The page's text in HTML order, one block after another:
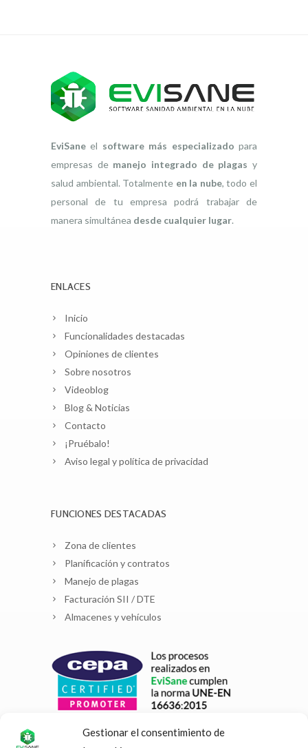
Gestionar el consentimiento de
EviSane el software más especializado para
empresas de manejo integrado de plagas y
salud ambiental. Totalmente en la nube, todo el
personal de tu empresa podrá trabajar de
manera simultánea desde cualquier lugar.
ENLACES
Inicio
Funcionalidades destacadas
Opiniones de clientes
Sobre nosotros
Videoblog
Blog & Noticias
Contacto
¡Pruébalo!
Aviso legal y política de privacidad
FUNCIONES DESTACADAS
Zona de clientes
Planificación y contratos
Manejo de plagas
Facturación SII / DTE
Almacenes y vehículos